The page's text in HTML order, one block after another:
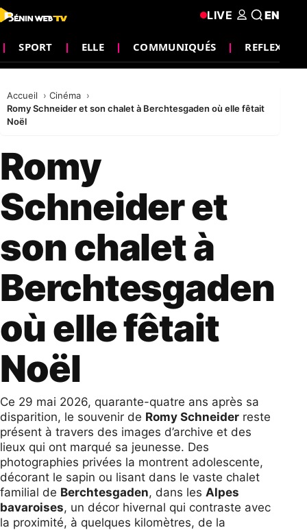
SPORT ELLE COMMUNIQUÉS REFLEXION
LIVE EN
Accueil
Cinéma
Romy Schneider et son chalet à Berchtesgaden où elle fêtait
Noël
Romy
Schneider et
son chalet à
Berchtesgaden
où elle fêtait
Noël
Ce 29 mai 2026, quarante-quatre ans après sa
disparition, le souvenir de Romy Schneider reste
présent à travers des images d’archive et des
lieux qui ont marqué sa jeunesse. Des
photographies privées la montrent adolescente,
décorant le sapin ou lisant dans le vaste chalet
familial de Berchtesgaden, dans les Alpes
bavaroises, un décor hivernal qui contraste avec
la proximité, à quelques kilomètres, de la